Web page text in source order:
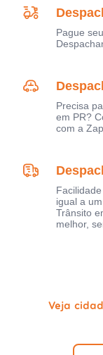
Pague
Precisa
em PR?
com a
igual a
Trânsito
melhor,
Veja